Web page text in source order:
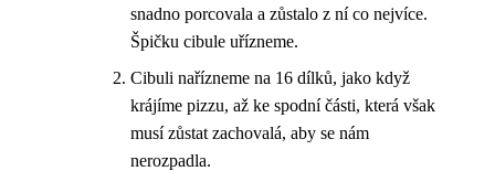
snadno porcovala a zůstalo z ní co nejvíce.
Špičku cibule uřízneme.
Cibuli nařízneme na 16 dílků, jako když
krájíme pizzu, až ke spodní části, která však
musí zůstat zachovalá, aby se nám
nerozpadla.